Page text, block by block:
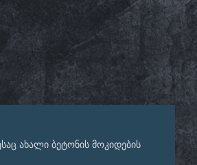
ახალი ბეტონის მოკიდების